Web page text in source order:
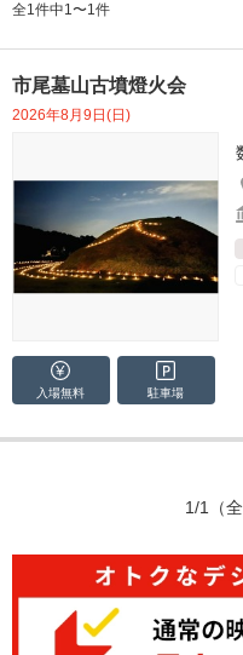
全1件中1〜1件
市尾墓山古墳燈火会
2026年8月9日(日)
入場無料 駐車場
1/1 （